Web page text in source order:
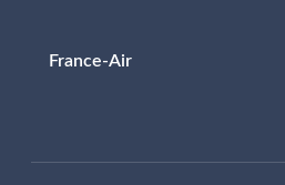
France-Air